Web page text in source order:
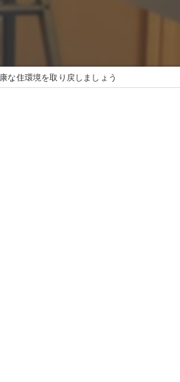
な住環境を取り戻しましょう